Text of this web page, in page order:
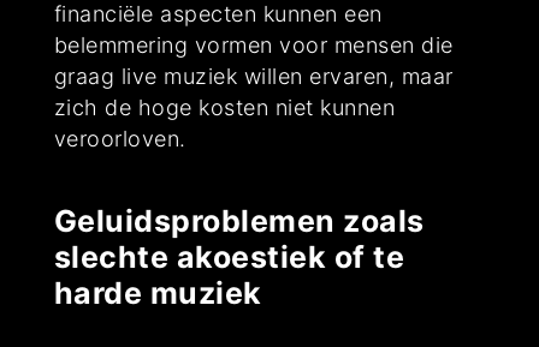
financiële aspecten kunnen een
belemmering vormen voor mensen die
graag live muziek willen ervaren, maar
zich de hoge kosten niet kunnen
veroorloven.
Geluidsproblemen zoals
slechte akoestiek of te
harde muziek